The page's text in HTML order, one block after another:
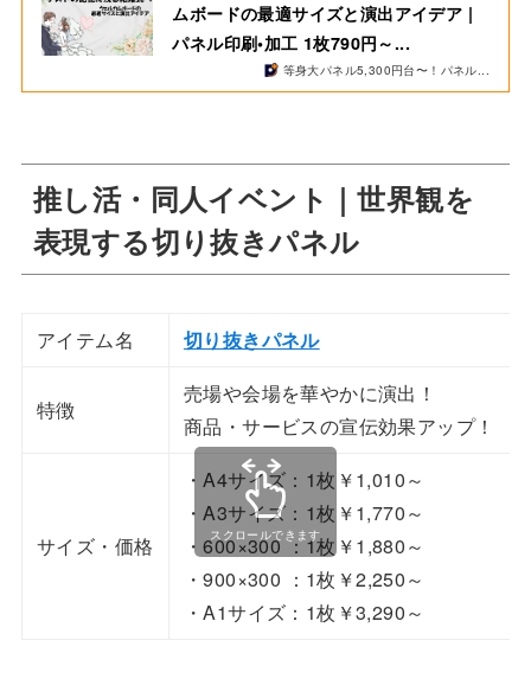
ムボードの最適サイズと演出アイデア |
パネル印刷•加工 1枚790円～...
等身大パネル5,300円台〜！パネル...
推し活・同人イベント｜世界観を
表現する切り抜きパネル
アイテム名 切り抜きパネル
特徴
売場や会場を華やかに演出！
商品・サービスの宣伝効果アップ！
サイズ・価格
・A4サイズ：1枚￥1,010～
・A3サイズ：1枚￥1,770～
・600×300 ：1枚￥1,880～
・900×300 ：1枚￥2,250～
・A1サイズ：1枚￥3,290～